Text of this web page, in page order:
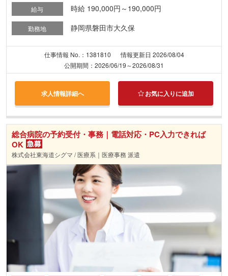
給与 時給 190,000円～190,000円
勤務地 静岡県磐田市大久保
仕事情報 No.：1381810
情報更新日 2026/08/04
公開期間：2026/06/19～2026/08/31
求人情報詳細へ お気に入りに追加
総合病院の予約受付・事務｜電話対応・PC入力できれば
OK
株式会社東海道シグマ / 医療系｜医療事務 派遣